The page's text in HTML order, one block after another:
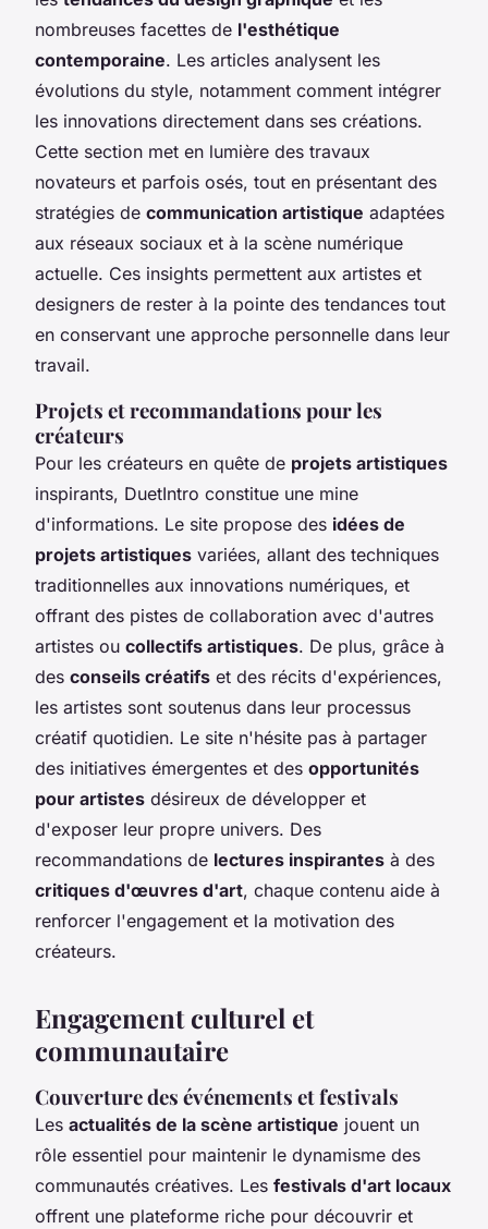
nombreuses facettes de l'esthétique
contemporaine. Les articles analysent les
évolutions du style, notamment comment intégrer
les innovations directement dans ses créations.
Cette section met en lumière des travaux
novateurs et parfois osés, tout en présentant des
stratégies de communication artistique adaptées
aux réseaux sociaux et à la scène numérique
actuelle. Ces insights permettent aux artistes et
designers de rester à la pointe des tendances tout
en conservant une approche personnelle dans leur
travail.
Projets et recommandations pour les
créateurs
Pour les créateurs en quête de projets artistiques
inspirants, DuetIntro constitue une mine
d'informations. Le site propose des idées de
projets artistiques variées, allant des techniques
traditionnelles aux innovations numériques, et
offrant des pistes de collaboration avec d'autres
artistes ou collectifs artistiques. De plus, grâce à
des conseils créatifs et des récits d'expériences,
les artistes sont soutenus dans leur processus
créatif quotidien. Le site n'hésite pas à partager
des initiatives émergentes et des opportunités
pour artistes désireux de développer et
d'exposer leur propre univers. Des
recommandations de lectures inspirantes à des
critiques d'œuvres d'art, chaque contenu aide à
renforcer l'engagement et la motivation des
créateurs.
Engagement culturel et
communautaire
Couverture des événements et festivals
Les actualités de la scène artistique jouent un
rôle essentiel pour maintenir le dynamisme des
communautés créatives. Les festivals d'art locaux
offrent une plateforme riche pour découvrir et